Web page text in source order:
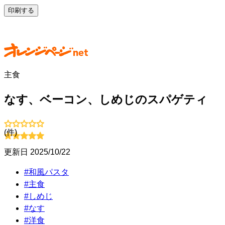
印刷する
主食
なす、ベーコン、しめじのスパゲティ
(件)
更新日 2025/10/22
#和風パスタ
#主食
#しめじ
#なす
#洋食